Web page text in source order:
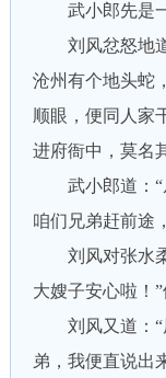
武小郎先是一
刘风忿怒地道
沧州有个地头蛇
顺眼，便同人家
进府衙中，莫名
武小郎道：“
咱们兄弟赶前途
刘风对张水柔
大嫂子安心啦！
刘风又道：“
弟，我便直说出